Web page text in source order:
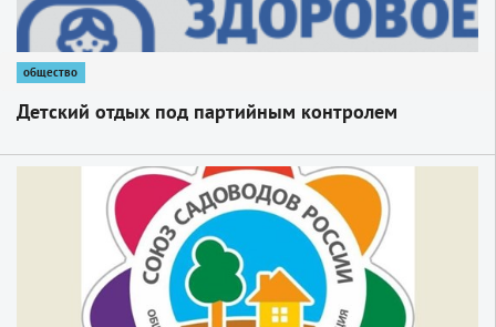
общество
Детский отдых под партийным контролем